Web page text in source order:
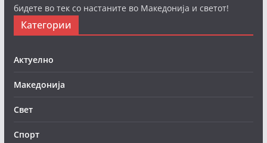
бидете во тек со настаните во Македонија и светот!
Категории
Актуелно
Македонија
Свет
Спорт